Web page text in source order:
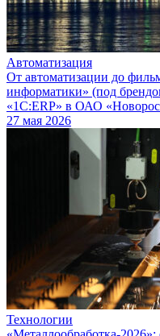
Автоматизация
От автоматизации до
информатики» (под
«1С:ERP» в ОАО
27 мая 2026
Технологии